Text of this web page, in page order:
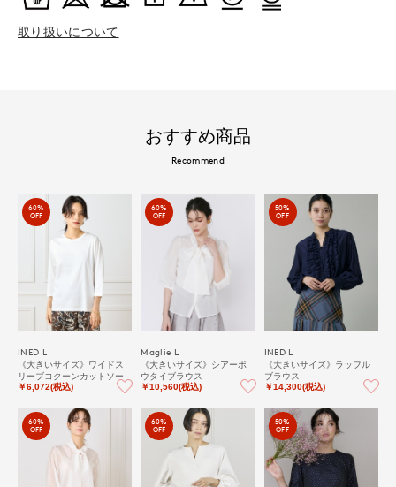
取り扱いについて
おすすめ商品
Recommend
60%
OFF
INED L
《大きいサイズ》ワイドス
リーブコクーンカットソー
￥6,072(税込)
60%
OFF
Maglie L
《大きいサイズ》シアーボ
ウタイブラウス
￥10,560(税込)
50%
OFF
INED L
《大きいサイズ》ラッフル
ブラウス
￥14,300(税込)
60%
OFF
60%
OFF
50%
OFF